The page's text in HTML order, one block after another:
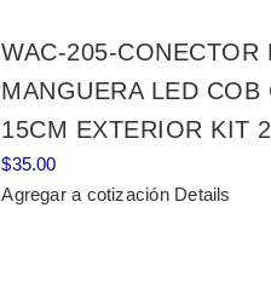
WAC-205-CONECTOR
MANGUERA LED COB
15CM EXTERIOR KIT
$35.00
Agregar a cotización Details